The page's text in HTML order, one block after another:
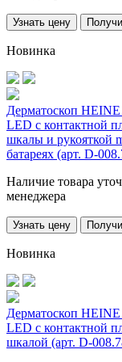
Узнать цену
Новинка
Дерматоскоп
LED с контактной
шкалы и рукояткой
батареях (арт. D-
Наличие товара
менеджера
Узнать цену
Новинка
Дерматоскоп
LED с контактной
шкалой (арт. D-